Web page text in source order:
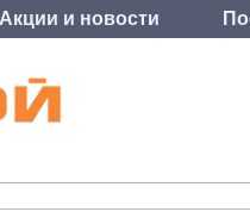
Акции и новости